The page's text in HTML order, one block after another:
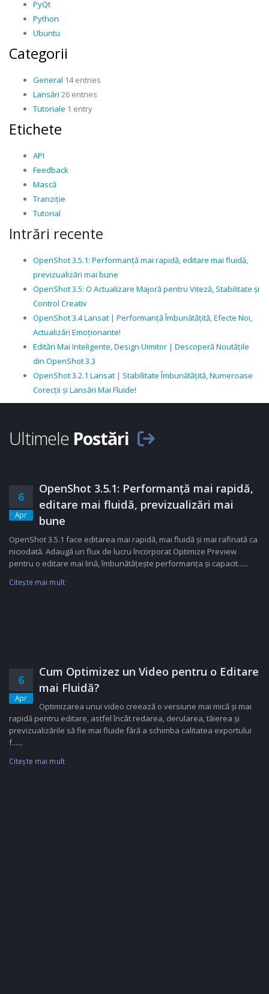
PyQt
Python
Ubuntu
Categorii
General 14 entries
Lansări 26 entries
Tutoriale 1 entry
Etichete
API
Feedback
Mască
Tranziție
Tutorial
Intrări recente
OpenShot 3.5.1: Performanță mai rapidă, editare mai fluidă,
previzualizări mai bune
OpenShot 3.5: O Actualizare Majoră pentru Viteză, Stabilitate și
Control Creativ
OpenShot 3.4 Lansat | Performanță Îmbunătățită, Efecte Noi,
Actualizări Emoționante!
Editări Mai Inteligente, Design Uimitor | Descoperă Noutățile
din OpenShot 3.3
OpenShot 3.2.1 Lansat | Stabilitate Îmbunătățită, Numeroase
Corecții și Lansări Mai Fluide!
Ultimele Postări
6
Apr
OpenShot 3.5.1: Performanță mai rapidă,
editare mai fluidă, previzualizări mai
bune
OpenShot 3.5.1 face editarea mai rapidă, mai fluidă și mai rafinată ca
niciodată. Adaugă un flux de lucru încorporat Optimize Preview
pentru o editare mai lină, îmbunătățește performanța și capacit......
Citeşte mai mult
6
Apr
Cum Optimizez un Video pentru o Editare
mai Fluidă?
Optimizarea unui video creează o versiune mai mică și mai
rapidă pentru editare, astfel încât redarea, derularea, tăierea și
previzualizările să fie mai fluide fără a schimba calitatea exportului
f......
Citeşte mai mult